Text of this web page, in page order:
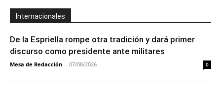
Internacionales
De la Espriella rompe otra tradición y dará primer
discurso como presidente ante militares
Mesa de Redacción - 07/08/2026 0